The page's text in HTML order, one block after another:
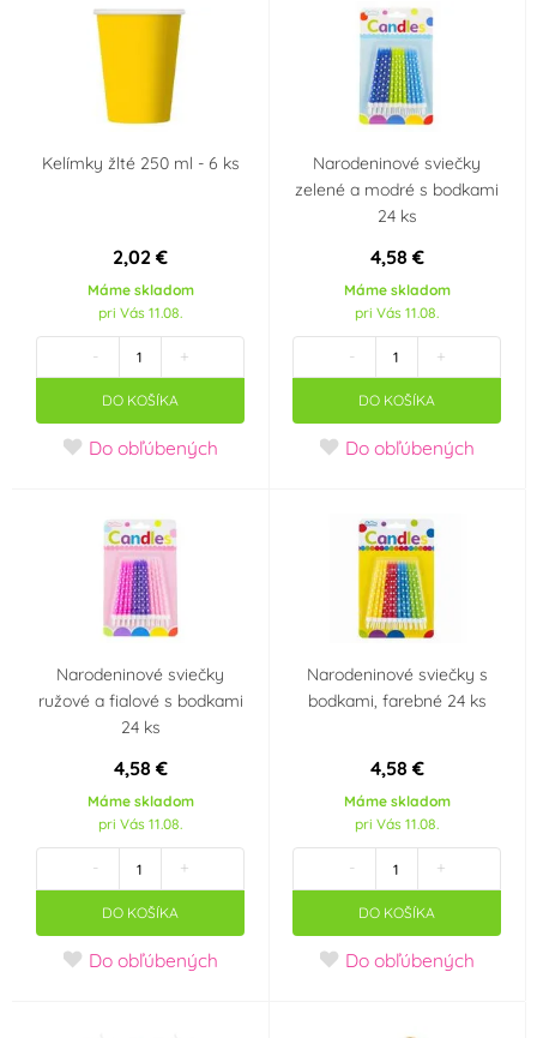
Kelímky žlté 250 ml - 6 ks
2,02 €
Máme skladom
pri Vás 11.08.
- +
DO KOŠÍKA
Do obľúbených
Narodeninové sviečky
zelené a modré s bodkami
24 ks
4,58 €
Máme skladom
pri Vás 11.08.
- +
DO KOŠÍKA
Do obľúbených
Narodeninové sviečky
ružové a fialové s bodkami
24 ks
4,58 €
Máme skladom
pri Vás 11.08.
- +
DO KOŠÍKA
Do obľúbených
Narodeninové sviečky s
bodkami, farebné 24 ks
4,58 €
Máme skladom
pri Vás 11.08.
- +
DO KOŠÍKA
Do obľúbených